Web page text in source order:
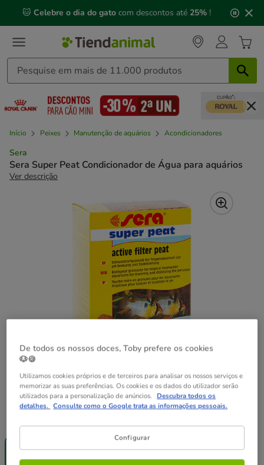
mensagem,
🐱 Celebre o dia do gato com descontos até 25% !
Início Peixes Manutenção de aquários Acondicionadores
Sera
Sera Super Peat Condicionador de Água para aquários
Ver descrição
500g
un.
De todos os nossos doces, Toby prefere os cookies
🐶🍪
Utilizamos cookies próprios e de terceiros para analisar os nossos serviços e
memorizar as suas preferências. Os cookies e os dados do utilizador serão
utilizados para a personalização de anúncios. Descubra todos os
detalhes. Consulte como o Google trata as informações pessoais.
Configurar